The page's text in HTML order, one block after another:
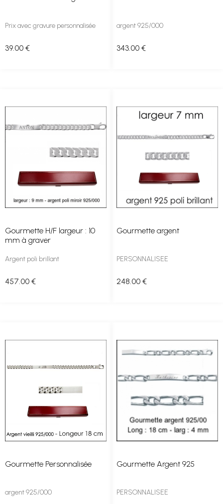
Prix avec gravure personnalisée
39.00 €
argent 925/000
343.00 €
Gourmette H/F largeur : 10
mm à graver
Argent poli brillant
457 .00 €
Gourmette argent
PERSONNALISEE
248 .00 €
Gourmette Personnalisée
argent 925/000
Gourmette Argent 925
PERSONNALISEE